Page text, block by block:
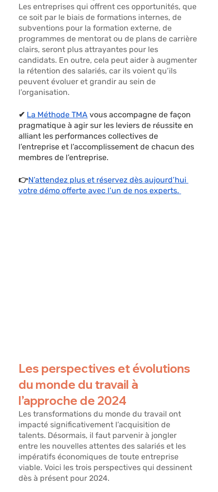
Les entreprises qui offrent ces opportunités, que
ce soit par le biais de formations internes, de
subventions pour la formation externe, de
programmes de mentorat ou de plans de carrière
clairs, seront plus attrayantes pour les
candidats. En outre, cela peut aider à augmenter
la rétention des salariés, car ils voient qu’ils
peuvent évoluer et grandir au sein de
l’organisation.
✔︎ La Méthode TMA vous accompagne de façon
pragmatique à agir sur les leviers de réussite en
alliant les performances collectives de
l’entreprise et l’accomplissement de chacun des
membres de l’entreprise.
👉N’attendez plus et réservez dès aujourd’hui
votre démo offerte avec l’un de nos experts.
Les perspectives et évolutions
du monde du travail à
l’approche de 2024
Les transformations du monde du travail ont
impacté significativement l’acquisition de
talents. Désormais, il faut parvenir à jongler
entre les nouvelles attentes des salariés et les
impératifs économiques de toute entreprise
viable. Voici les trois perspectives qui dessinent
dès à présent pour 2024.